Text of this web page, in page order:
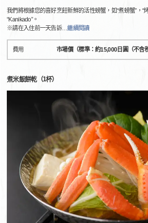
我們將根據您的喜好烹飪新鮮的活性螃蟹，如“煮螃蟹”，“烤
“Kanikado”。
※請在入住前一天告訴…繼續閱讀
費用 市場價（標準：約15,000日圓（不含
煮米飯餅乾（1杯）